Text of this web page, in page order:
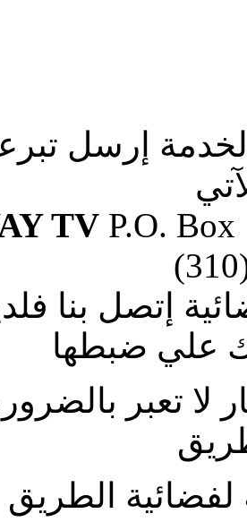
إرسل
TVP.O. Box
إتصل بنا
علي ضبطها
لا تعبر
الطريق